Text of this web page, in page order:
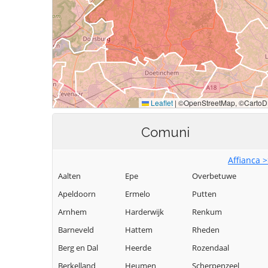
Comuni
Affianca
Aalten
Apeldoorn
Arnhem
Barneveld
Berg en Dal
Berkelland
Epe
Ermelo
Harderwijk
Hattem
Heerde
Heumen
Overbetuwe
Putten
Renkum
Rheden
Rozendaal
Scherpenzeel